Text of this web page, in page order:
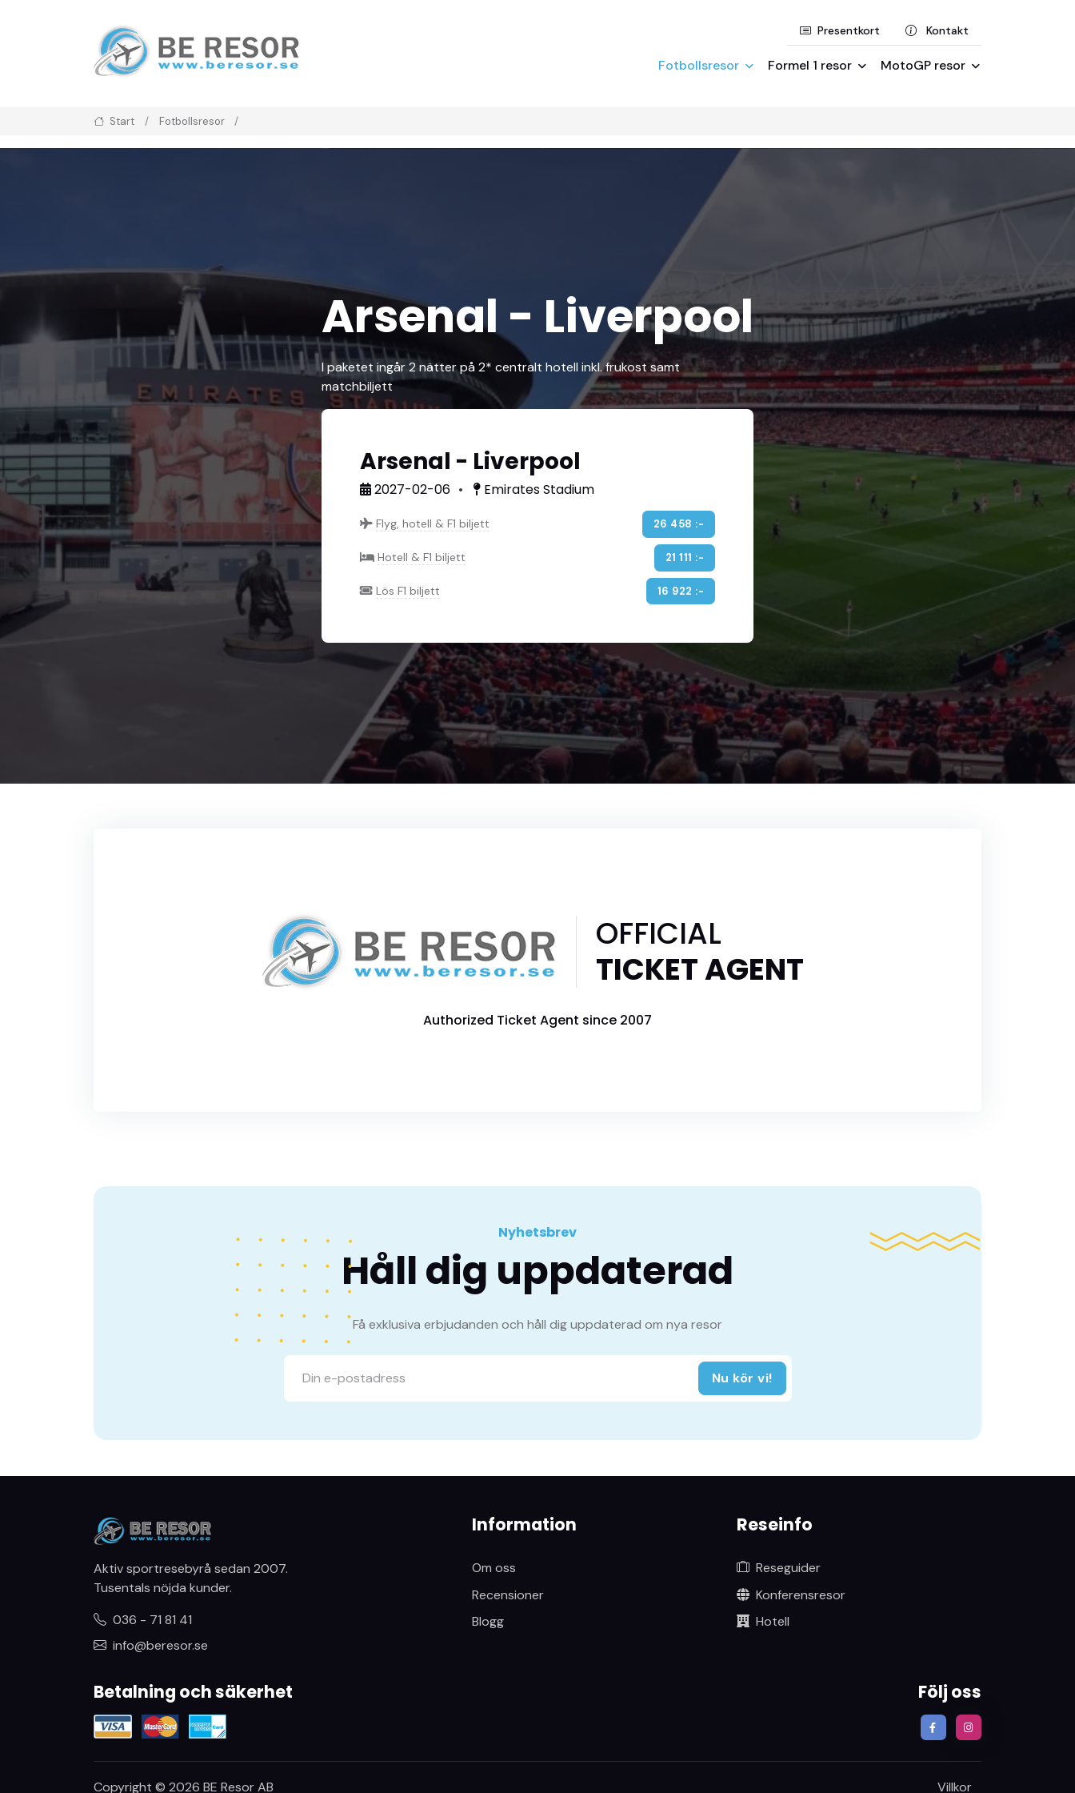
Presentkort Kontakt
Fotbollsresor Formel 1 resor MotoGP resor
Start Fotbollsresor
Arsenal - Liverpool
I paketet ingår 2 nätter på 2* centralt hotell inkl. frukost samt
matchbiljett
Arsenal - Liverpool
2027-02-06 Emirates Stadium
Flyg, hotell & F1 biljett 26 458 :-
Hotell & F1 biljett 21 111 :-
Lös F1 biljett 16 922 :-
OFFICIAL
TICKET AGENT
Authorized Ticket Agent since 2007
Nyhetsbrev
Håll dig uppdaterad
Få exklusiva erbjudanden och håll dig uppdaterad om nya resor
Nu kör vi!
Aktiv sportresebyrå sedan 2007.
Tusentals nöjda kunder.
036 - 71 81 41
info@beresor.se
Information
Om oss
Recensioner
Blogg
Reseinfo
Reseguider
Konferensresor
Hotell
Betalning och säkerhet Följ oss
Copyright © 2026 BE Resor AB Villkor